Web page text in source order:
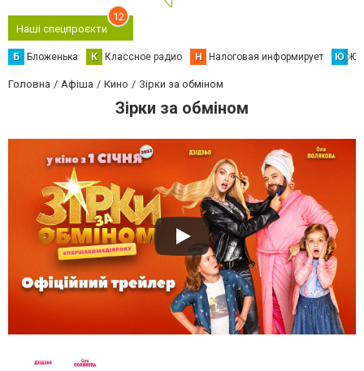
Наші спецпроєкти
12
Б Бложенька К Классное радио Н Налоговая информирует Ю
Головна Афіша Кино Зірки за обміном
Зірки за обміном